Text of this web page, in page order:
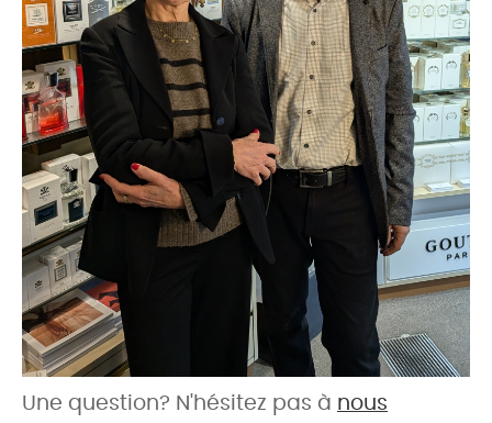
Une question? N'hésitez pas à nous